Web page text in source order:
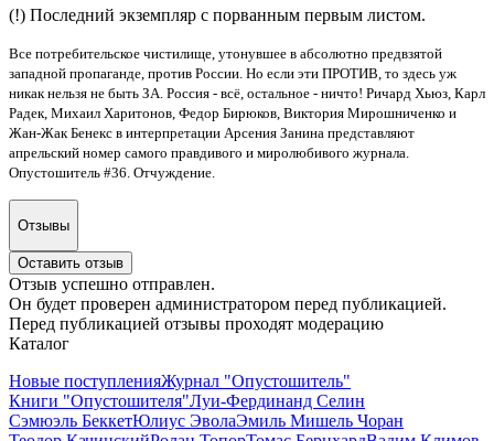
(!) Последний экземпляр с порванным первым листом.
Все потребительское чистилище, утонувшее в абсолютно предвзятой
западной пропаганде, против России. Но если эти ПРОТИВ, то здесь уж
никак нельзя не быть ЗА. Россия - всё, остальное - ничто! Ричард Хьюз, Карл
Радек, Михаил Харитонов, Федор Бирюков, Виктория Мирошниченко и
Жан-Жак Бенекс в интерпретации Арсения Занина представляют
апрельский номер самого правдивого и миролюбивого журнала.
Опустошитель #36. Отчуждение.
Отзывы
Оставить отзыв
Отзыв успешно отправлен.
Он будет проверен администратором перед публикацией.
Перед публикацией отзывы проходят модерацию
Каталог
Новые поступленияЖурнал "Опустошитель"
Книги "Опустошителя"Луи-Фердинанд Селин
Сэмюэль БеккетЮлиус ЭволаЭмиль Мишель Чоран